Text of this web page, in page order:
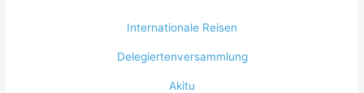
Internationale Reisen
Delegiertenversammlung
Akitu